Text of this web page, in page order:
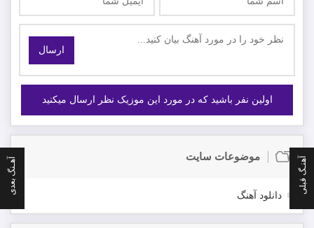
ارسال
اولین نفر باشید که در مورد این موزیک نظر ارسال میکنید
آهنـگ قبلی آهـنگ بعدی موضوعات سایت
دانلود آهنگ